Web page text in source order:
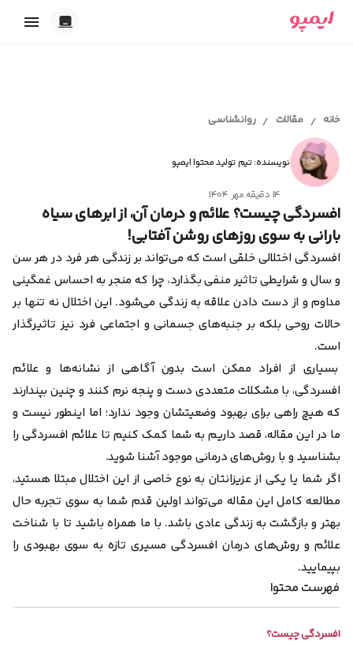
پریود و پیشگیری
اقدام به بارداری
شیردهی
همدلی
ابزارهای آنلاین
محاسبه سن بارداری و تقویم بارداری
تست حاملگی آنلاین
محاسبه آنلاین تخمک گذاری
محاسبه آنلاین سیکل قاعدگی
ابزار انتخاب اسم دختر
ابزار انتخاب اسم پسر
تست ژنتیک قبل از بارداری
مجله سلامت
اقدام به بارداری
بارداری و زایمان
پیشگیری از بارداری
پریود و قاعدگی
سکس‌تراپی
روانشناسی
سلامت بانوان
سلامت آقایان
همدلی و رابطه عاطفی
بیماری‌ها
خودمراقبتی
کلینیک سلامت
ایمپو آقایان
خانه / مقالات / روانشناسی
نویسنده: تیم تولید محتوا ایمپو
۱۴ دقیقه .مهر ۱۴۰۴
افسردگی چیست؟ علائم و درمان آن، از ابرهای سیاه
بارانی به سوی روزهای روشن آفتابی!
افسردگی اختلالی خلقی است که می‌تواند بر زندگی هر فرد در هر سن
و سال و شرایطی تاثیر منفی بگذارد، چرا که منجر به احساس غمگینی
مداوم و از دست دادن علاقه به زندگی می‌شود. این اختلال نه تنها بر
حالات روحی بلکه بر جنبه‌های جسمانی و اجتماعی فرد نیز تاثیرگذار
است.
بسیاری از افراد ممکن است بدون آگاهی از نشانه‌ها و علائم
افسردگی، با مشکلات متعددی دست و پنجه نرم کنند و چنین بپندارند
که هیچ راهی برای بهبود وضعیتشان وجود ندارد؛ اما اینطور نیست و
ما در این مقاله، قصد داریم به شما کمک کنیم تا علائم افسردگی را
بشناسید و با روش‌های درمانی موجود آشنا شوید.
اگر شما یا یکی از عزیزانتان به نوع خاصی از این اختلال مبتلا هستید،
مطالعه کامل این مقاله می‌تواند اولین قدم شما به سوی تجربه حال
بهتر و بازگشت به زندگی عادی باشد. با ما همراه باشید تا با شناخت
علائم و روش‌های درمان افسردگی مسیری تازه به سوی بهبودی را
بپیمایید.
فهرست محتوا
افسردگی چیست؟